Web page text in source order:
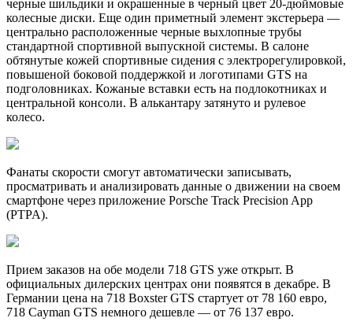
черные шильдики и окрашенные в черный цвет 20-дюймовые
колесные диски. Еще один приметный элемент экстерьера —
центрально расположенные черные выхлопные трубы
стандартной спортивной выпускной системы. В салоне
обтянутые кожей спортивные сидения с электрорегулировкой,
повышеной боковой поддержкой и логотипами GTS на
подголовниках. Кожаные вставки есть на подлокотниках и
центральной консоли. В алькантару затянуто и рулевое
колесо.
Фанаты скорости смогут автоматически записывать,
просматривать и анализировать данные о движении на своем
смартфоне через приложение Porsche Track Precision App
(PTPA).
Прием заказов на обе модели 718 GTS уже открыт. В
официальных дилерских центрах они появятся в декабре. В
Германии цена на 718 Boxster GTS стартует от 78 160 евро,
718 Cayman GTS немного дешевле — от 76 137 евро.